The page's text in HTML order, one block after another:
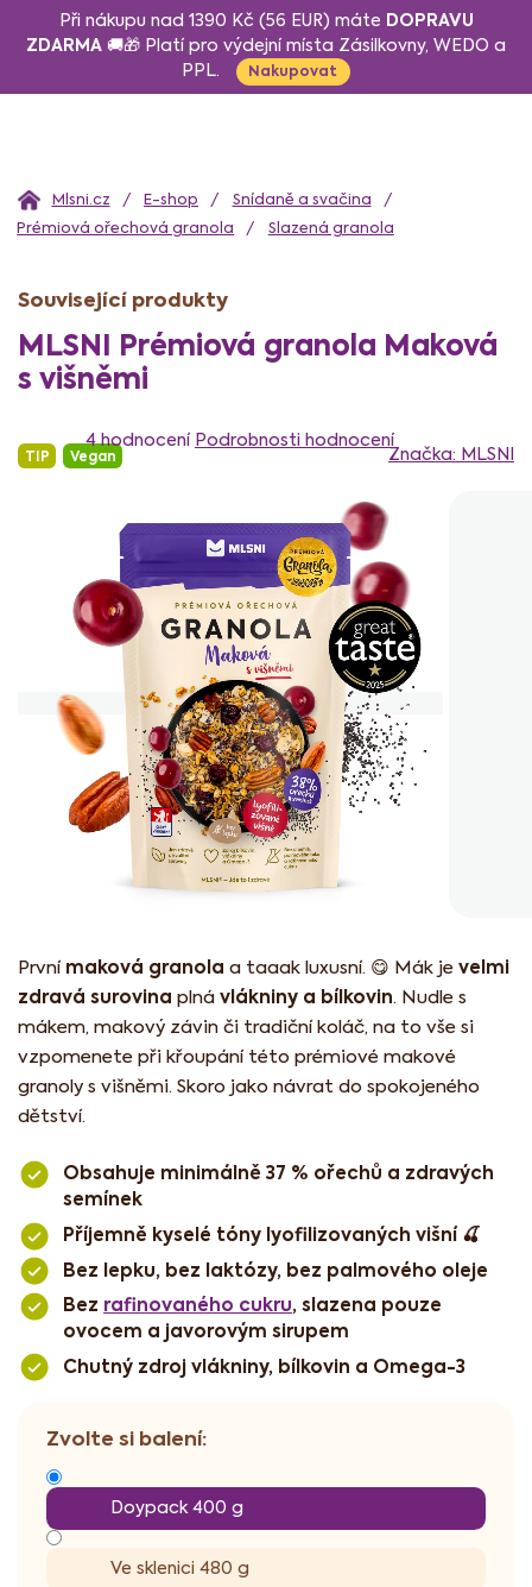
Při nákupu nad 1390 Kč (56 EUR) máte DOPRAVU
ZDARMA 🚚🎁 Platí pro výdejní místa Zásilkovny, WEDO a
PPL.
Nakupovat
Domů E-shop
Snídaně a svačina
Prémiová ořechová granola
Slazená granola
MLSNI Prémiová granola Maková
s višněmi
TIP Vegan
hodnocení
produktu
hvězdiček.
4 hodnocení Podrobnosti hodnocení
Značka: MLSNI
Doypack 400 g
Ve sklenici 480 g
První maková granola a taaak luxusní. 😋 Mák je velmi
zdravá surovina plná vlákniny a bílkovin. Nudle s
mákem, makový závin či tradiční koláč, na to vše si
vzpomenete při křoupání této prémiové makové
granoly s višněmi. Skoro jako návrat do spokojeného
dětství.
Obsahuje minimálně 37 % ořechů a zdravých
semínek
Příjemně kyselé tóny lyofilizovaných višní 🍒
Bez lepku, bez laktózy, bez palmového oleje
Bez rafinovaného cukru, slazena pouze
ovocem a javorovým sirupem
Chutný zdroj vlákniny, bílkovin a Omega-3
Související produkty